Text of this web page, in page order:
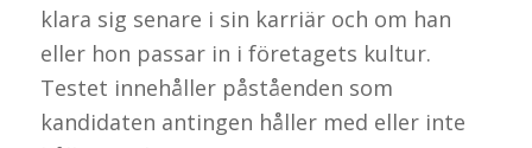
klara sig senare i sin karriär och om han
eller hon passar in i företagets kultur.
Testet innehåller påståenden som
kandidaten antingen håller med eller inte